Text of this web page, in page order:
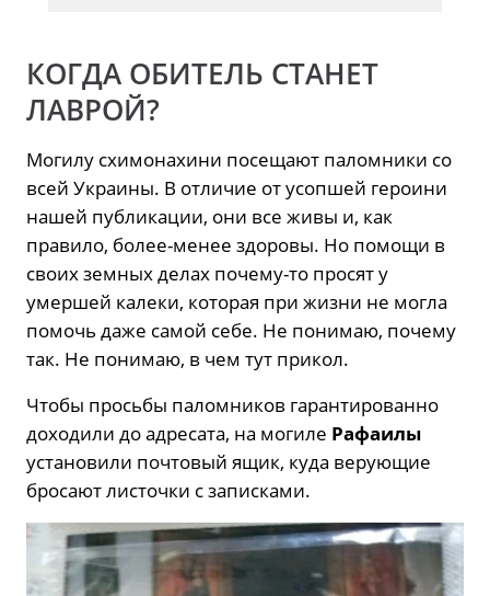
КОГДА ОБИТЕЛЬ СТАНЕТ
ЛАВРОЙ?
Могилу схимонахини посещают паломники со
всей Украины. В отличие от усопшей героини
нашей публикации, они все живы и, как
правило, более-менее здоровы. Но помощи в
своих земных делах почему-то просят у
умершей калеки, которая при жизни не могла
помочь даже самой себе. Не понимаю, почему
так. Не понимаю, в чем тут прикол.
Чтобы просьбы паломников гарантированно
доходили до адресата, на могиле Рафаилы
установили почтовый ящик, куда верующие
бросают листочки с записками.